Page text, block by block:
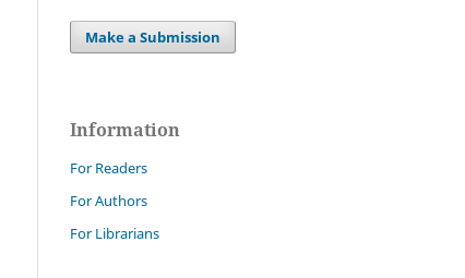
Make a Submission
Information
For Readers
For Authors
For Librarians